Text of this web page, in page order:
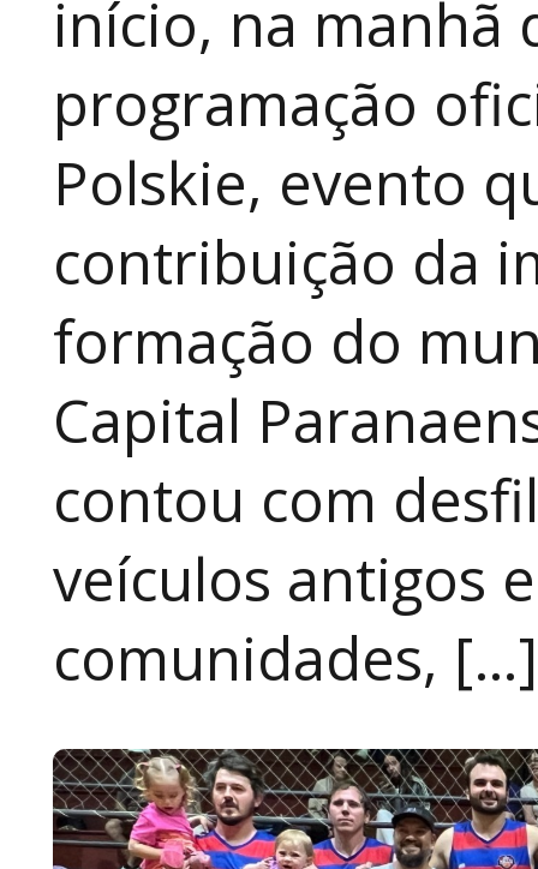
início, na manhã
programação
Polskie, evento
contribuição da
formação do
Capital
contou com
veículos antigos
comunidades, […]